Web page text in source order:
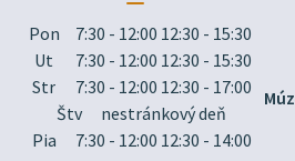
Pon
7:30 - 12:00 12:30 - 15:30
Ut
7:30 - 12:00 12:30 - 15:30
Str
7:30 - 12:00 12:30 - 17:00
Štv
nestránkový deň
Pia
7:30 - 12:00 12:30 - 14:00